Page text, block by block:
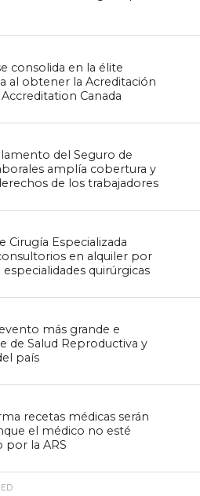
consolida en la élite
al obtener la Acreditación
Canada
del Seguro de
amplía cobertura y
de los trabajadores
Cirugía Especializada
en alquiler por
quirúrgicas
más grande e
de Salud Reproductiva y
país
recetas médicas serán
el médico no esté
por la ARS